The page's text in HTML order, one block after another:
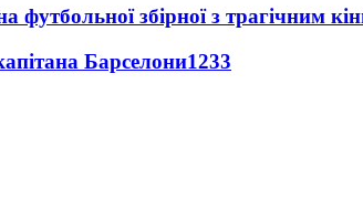
футбольної збірної з трагічним
Барселони1233